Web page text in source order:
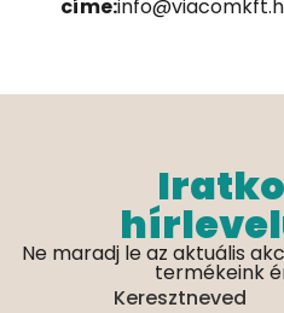
címe:
Ne maradj le az aktuális
termékeink
Keresztneved